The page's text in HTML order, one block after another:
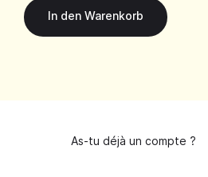
As-tu déjà un compte ?